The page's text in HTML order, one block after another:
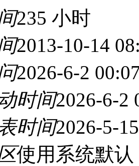
235 小时
2013-10-14
2026-6-2
时间2026-6-2
时间2026-5-
使用系统默认